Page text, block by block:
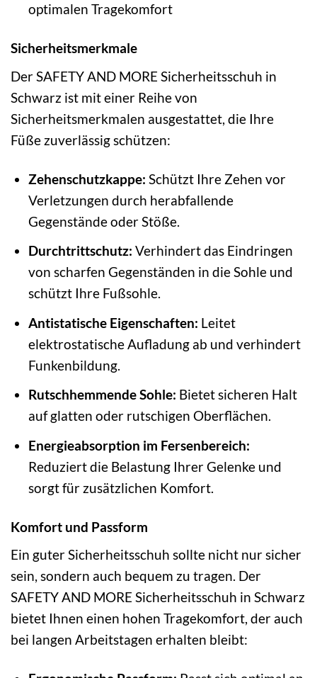
optimalen Tragekomfort
Sicherheitsmerkmale
Der SAFETY AND MORE Sicherheitsschuh in
Schwarz ist mit einer Reihe von
Sicherheitsmerkmalen ausgestattet, die Ihre
Füße zuverlässig schützen:
Zehenschutzkappe: Schützt Ihre Zehen vor
Verletzungen durch herabfallende
Gegenstände oder Stöße.
Durchtrittschutz: Verhindert das Eindringen
von scharfen Gegenständen in die Sohle und
schützt Ihre Fußsohle.
Antistatische Eigenschaften: Leitet
elektrostatische Aufladung ab und verhindert
Funkenbildung.
Rutschhemmende Sohle: Bietet sicheren Halt
auf glatten oder rutschigen Oberflächen.
Energieabsorption im Fersenbereich:
Reduziert die Belastung Ihrer Gelenke und
sorgt für zusätzlichen Komfort.
Komfort und Passform
Ein guter Sicherheitsschuh sollte nicht nur sicher
sein, sondern auch bequem zu tragen. Der
SAFETY AND MORE Sicherheitsschuh in Schwarz
bietet Ihnen einen hohen Tragekomfort, der auch
bei langen Arbeitstagen erhalten bleibt: